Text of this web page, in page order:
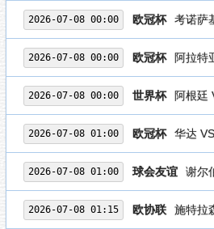
2026-07-08 00:00 欧冠杯 考诺萨
2026-07-08 00:00 欧冠杯 阿拉特
2026-07-08 00:00 世界杯 阿根廷
2026-07-08 01:00 欧冠杯 华达
2026-07-08 01:00 球会友谊 谢尔
2026-07-08 01:15 欧协联 施特拉